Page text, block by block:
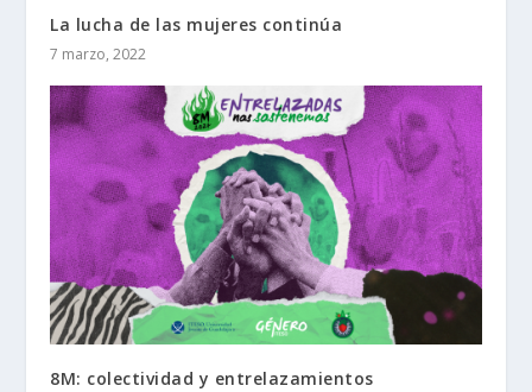
La lucha de las mujeres continúa
7 marzo, 2022
8M: colectividad y entrelazamientos